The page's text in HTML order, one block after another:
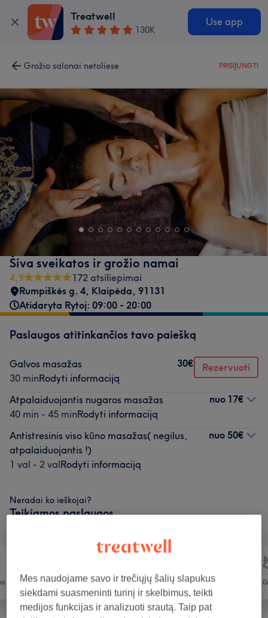
Treatwell
130K
Use app
Grožio salonai netoliese PRISIJUNGTI
Šiva sveikatos ir grožio namai
4,9
172 atsiliepimai
Rumpiškės g. 4, Klaipėda, 91131
Atidaryta Rytoj: 09:00 - 20:00
Paslaugos atitinkančios tavo paiešką
Galvos masažas
30 minRodyti informaciją
30€ Rezervuoti
Atpalaiduojantis nugaros masažas
40 min - 45 minRodyti informaciją
nuo 17€
Antistresinis viso kūno masažas( negilus,
atpalaiduojantis !)
1 val - 2 valRodyti informaciją
nuo 50€
Neradai ko ieškojai?
Teikiamos paslaugos
Veidas Masažas
Mes naudojame savo ir trečiųjų šalių slapukus
siekdami suasmeninti turinį ir skelbimus, teikti
medijos funkcijas ir analizuoti srautą. Taip pat